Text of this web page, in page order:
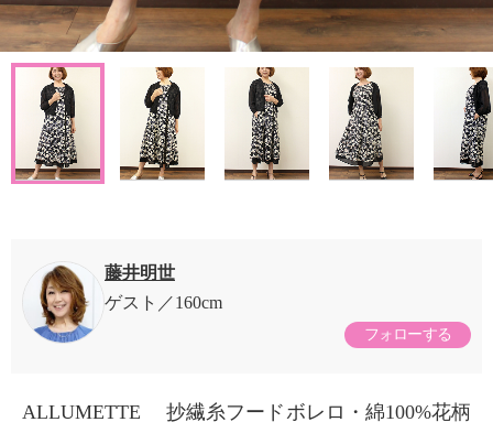
藤井明世
ゲスト
160cm
フォローする
ALLUMETTE 抄繊糸フードボレロ・綿100%花柄